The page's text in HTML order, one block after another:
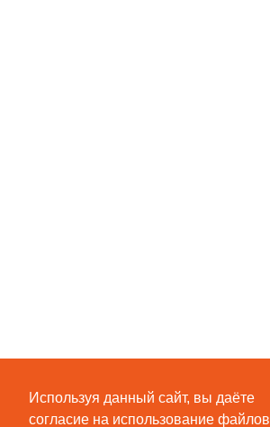
Используя данный сайт, вы даёте
согласие на использование файлов